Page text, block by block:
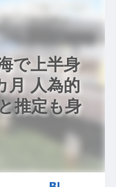
で上半身
月 人為的
推定も身